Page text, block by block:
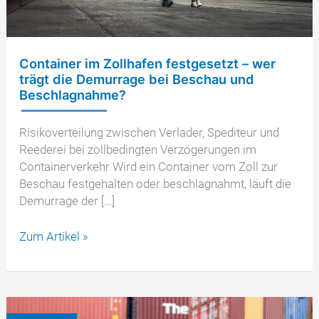
Container im Zollhafen festgesetzt – wer
trägt die Demurrage bei Beschau und
Beschlagnahme?
Risikoverteilung zwischen Verlader, Spediteur und
Reederei bei zollbedingten Verzögerungen im
Containerverkehr Wird ein Container vom Zoll zur
Beschau festgehalten oder beschlagnahmt, läuft die
Demurrage der […]
Container
Zollhafen
Zum Artikel »